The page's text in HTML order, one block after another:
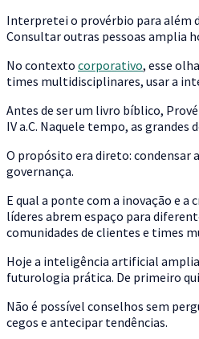
Interpretei o provérbio para além
Consultar outras pessoas amplia
No contexto corporativo, esse
times multidisciplinares, usar a
Antes de ser um livro bíblico,
IV a.C. Naquele tempo, as grandes
O propósito era direto: condensar
governança.
E qual a ponte com a inovação e
líderes abrem espaço para
comunidades de clientes e times
Hoje a inteligência artificial amplia
futurologia prática. De primeiro
Não é possível conselhos sem
cegos e antecipar tendências.